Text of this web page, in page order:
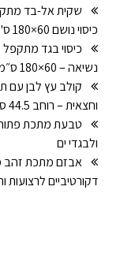
שקית אל-בד
כיסוי נושם 60×180 ס"מ עם ידיות נשיאה
כיסוי בגד מתקפל
נשיאה – 60×180 ס״מ (מתקפל ל-60×90)
קולב עץ לבן עם
וחצאית – רוחב 44.5 ס״מ
טבעת מתכת
ולבגדי ים
אבזם מתכת זהב
דקורטיביים לרצועות